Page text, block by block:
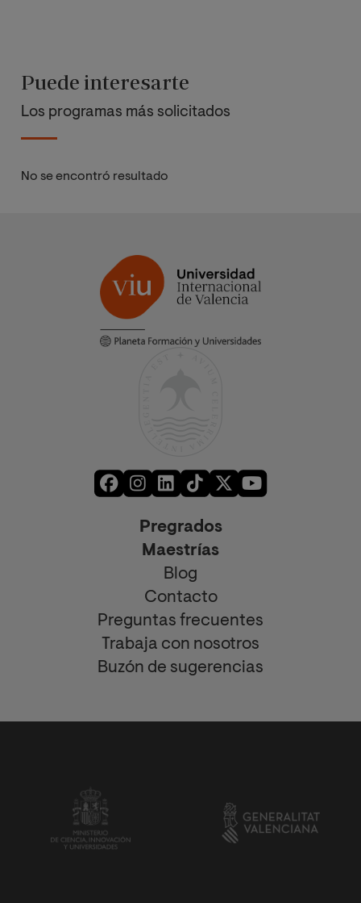
Puede interesarte
Los programas más solicitados
No se encontró resultado
Pregrados
Maestrías
Blog
Contacto
Preguntas frecuentes
Trabaja con nosotros
Buzón de sugerencias